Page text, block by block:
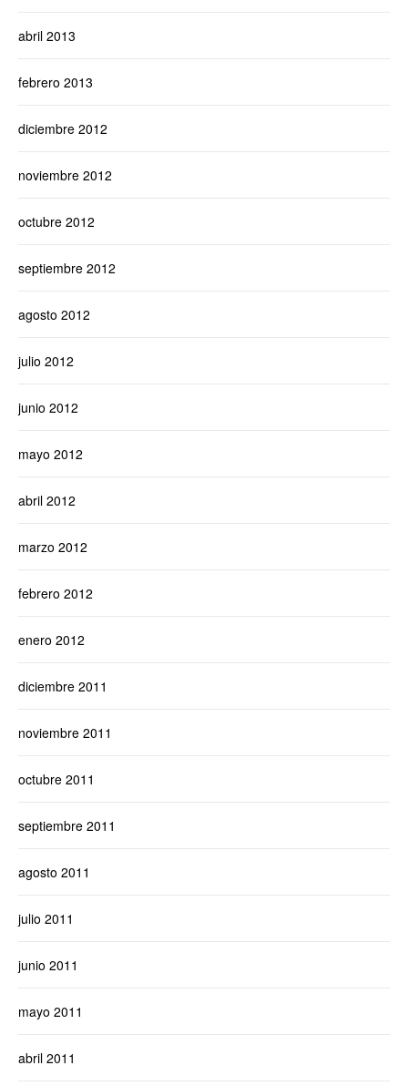
abril 2013
febrero 2013
diciembre 2012
noviembre 2012
octubre 2012
septiembre 2012
agosto 2012
julio 2012
junio 2012
mayo 2012
abril 2012
marzo 2012
febrero 2012
enero 2012
diciembre 2011
noviembre 2011
octubre 2011
septiembre 2011
agosto 2011
julio 2011
junio 2011
mayo 2011
abril 2011